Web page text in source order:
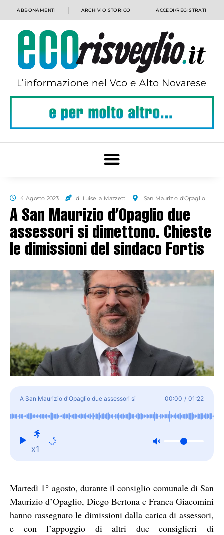
ABBONAMENTI ARCHIVIO STORICO ACCEDI/REGISTRATI
4 Agosto 2023 di Luisella Mazzetti San Maurizio d'Opaglio
A San Maurizio d’Opaglio due
assessori si dimettono. Chieste
le dimissioni del sindaco Fortis
A San Maurizio d'Opaglio due assessori si
dimettono. Chieste le dimissioni del sindaco Fortis
00:00 / 01:22
x1
Martedì 1° agosto, durante il consiglio comunale di San
Maurizio d’Opaglio, Diego Bertona e Franca Giacomini
hanno rassegnato le dimissioni dalla carica di assessori,
e con l’appoggio di altri due consiglieri di